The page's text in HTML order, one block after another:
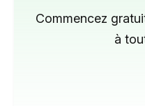
Commencez
à